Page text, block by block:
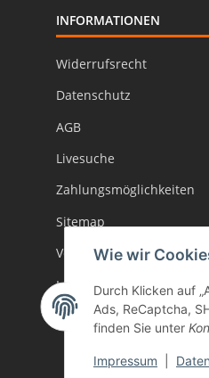
INFORMATIONEN
Widerrufsrecht
Datenschutz
AGB
Livesuche
Zahlungsmöglichkeiten
Sitemap
Versand
Impressum
Batteriegesetzhinweise
Wie wir
Durch Klicken auf
Ads, ReCaptcha,
finden Sie unter
Impressum